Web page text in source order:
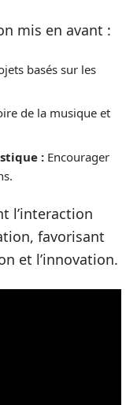
mis en avant :
basés sur les
de la musique et
: Encourager
l’interaction
favorisant
et l’innovation.